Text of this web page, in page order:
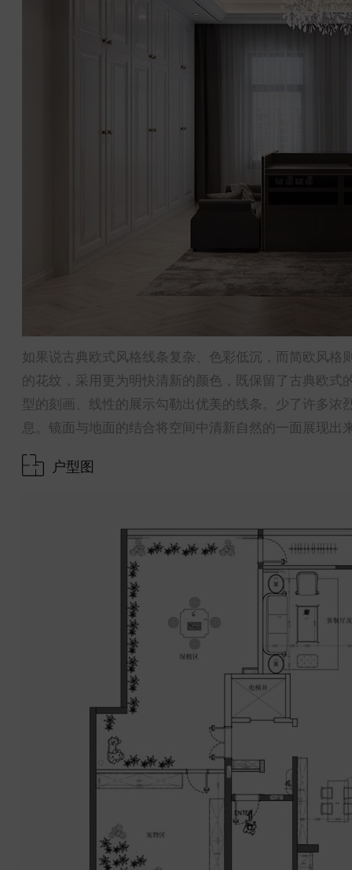
如果说古典欧式风格线条复杂、色彩低沉，而简欧风
的花纹，采用更为明快清新的颜色，既保留了古典欧
型的刻画、线性的展示勾勒出优美的线条。少了许多
息。镜面与地面的结合将空间中清新自然的一面展现出
户型图